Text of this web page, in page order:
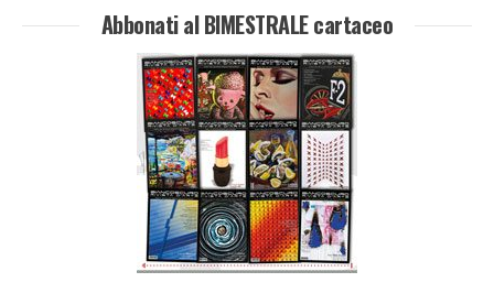
Abbonati al BIMESTRALE cartaceo